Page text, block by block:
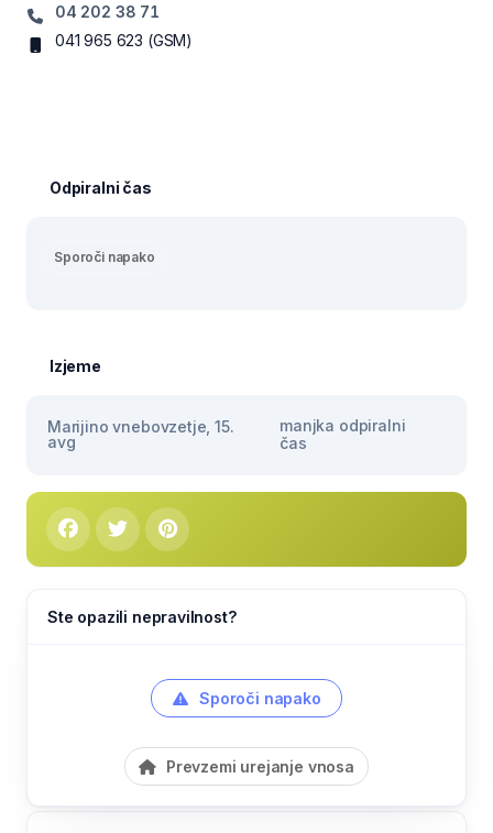
04 202 38 71
041 965 623 (GSM)
Odpiralni čas
Sporoči napako
Izjeme
Marijino vnebovzetje, 15.
avg
manjka odpiralni
čas
Ste opazili nepravilnost?
Sporoči napako
Prevzemi urejanje vnosa